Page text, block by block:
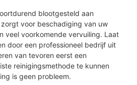
blootgesteld aan
voor beschadiging van uw
veel voorkomende vervuiling. Laat
door een professioneel bedrijf uit
van tevoren eerst een
reinigingsmethode te kunnen
is geen probleem.